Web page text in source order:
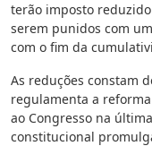
terão imposto
serem punidos com
com o fim da
As reduções constam
regulamenta a
ao Congresso na
constitucional